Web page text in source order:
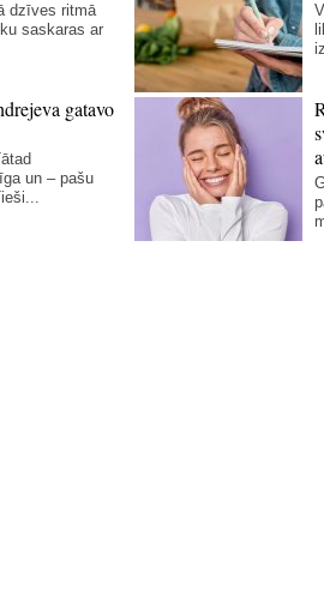
dzīves ritmā
saskaras ar
gatavo
un – pašu